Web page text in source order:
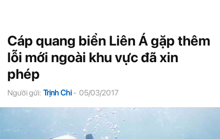
Cáp quang biển Liên Á gặp thêm
lỗi mới ngoài khu vực đã xin
phép
Người gửi: Trịnh Chi - 05/03/2017